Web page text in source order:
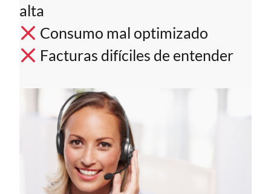
alta
Consumo mal optimizado
Facturas difíciles de entender